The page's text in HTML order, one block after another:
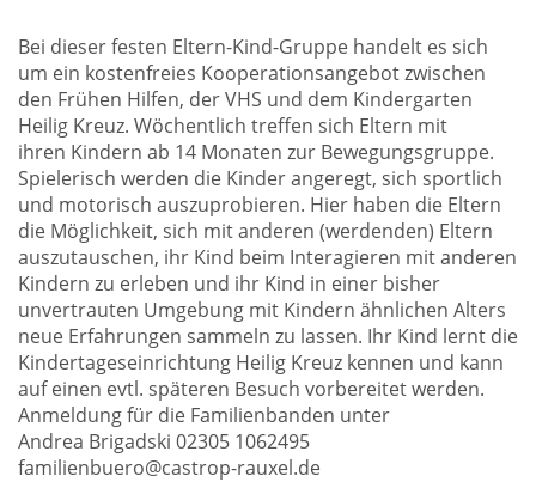
Bei dieser festen Eltern-Kind-Gruppe handelt es sich
um ein kostenfreies Kooperationsangebot zwischen
den Frühen Hilfen, der VHS und dem Kindergarten
Heilig Kreuz. Wöchentlich treffen sich Eltern mit
ihren Kindern ab 14 Monaten zur Bewegungsgruppe.
Spielerisch werden die Kinder angeregt, sich sportlich
und motorisch auszuprobieren. Hier haben die Eltern
die Möglichkeit, sich mit anderen (werdenden) Eltern
auszutauschen, ihr Kind beim Interagieren mit anderen
Kindern zu erleben und ihr Kind in einer bisher
unvertrauten Umgebung mit Kindern ähnlichen Alters
neue Erfahrungen sammeln zu lassen. Ihr Kind lernt die
Kindertageseinrichtung Heilig Kreuz kennen und kann
auf einen evtl. späteren Besuch vorbereitet werden.
Anmeldung für die Familienbanden unter
Andrea Brigadski 02305 1062495
familienbuero@castrop-rauxel.de